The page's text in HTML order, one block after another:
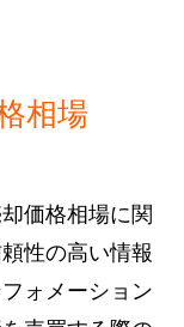
相場
価格相場に関
性の高い情報
ォメーション